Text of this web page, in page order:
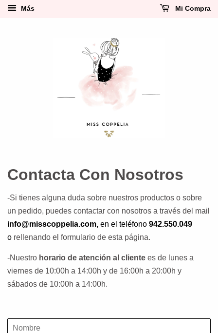
Más Mi Compra
Contacta Con Nosotros
-Si tienes alguna duda sobre nuestros productos o sobre
un pedido, puedes contactar con nosotros a través del mail
info@misscoppelia.com, en el teléfono 942.550.049
o rellenando el formulario de esta página.
-Nuestro horario de atención al cliente es de lunes a
viernes de 10:00h a 14:00h y de 16:00h a 20:00h y
sábados de 10:00h a 14:00h.
Nombre